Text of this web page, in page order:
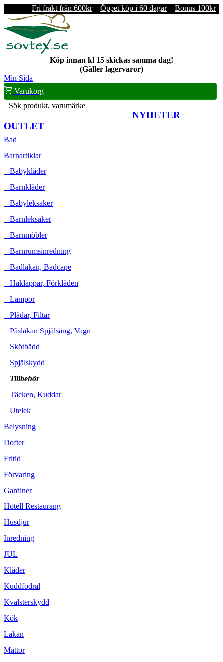
Fri frakt från 600kr Öppet köp i 60 dagar Bonus 100kr
Köp innan kl 15 skickas samma dag!
(Gäller lagervaror)
Min Sida
Varukorg
Sök produkt, varumärke
NYHETER
OUTLET
Bad
Barnartiklar
Babykläder
Barnkläder
Babyleksaker
Barnleksaker
Barnmöbler
Barnrumsinredning
Badlakan, Badcape
Haklappar, Förkläden
Lampor
Plädar, Filtar
Påslakan Spjälsäng, Vagn
Skötbädd
Spjälskydd
Tillbehör
Täcken, Kuddar
Utelek
Belysning
Dofter
Fritid
Förvaring
Gardiner
Hotell Restaurang
Husdjur
Inredning
JUL
Kläder
Kuddfodral
Kvalsterskydd
Kök
Lakan
Mattor